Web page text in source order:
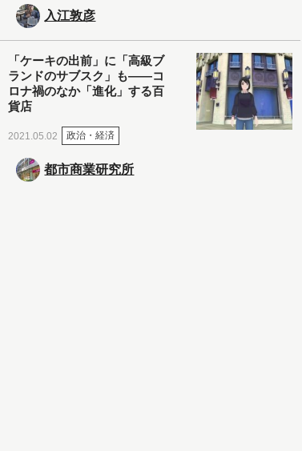
入江敦彦
「ケーキの出前」に「高級ブ
ランドのサブスク」も――コ
ロナ禍のなか「進化」する百
貨店
2021.05.02 政治・経済
都市商業研究所